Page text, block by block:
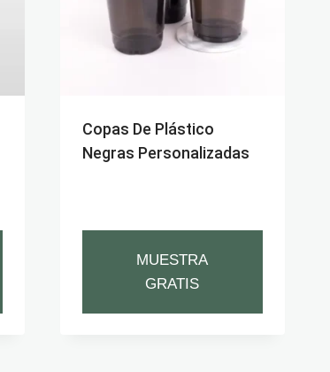
Copas De Plástico
Negras Personalizadas
MUESTRA
GRATIS